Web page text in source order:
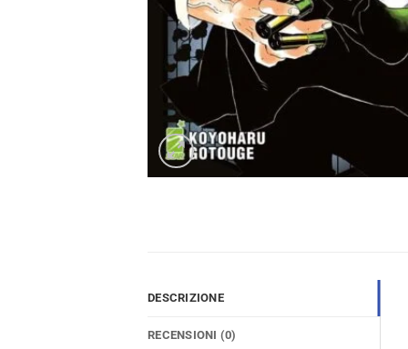
DESCRIZIONE
RECENSIONI (0)